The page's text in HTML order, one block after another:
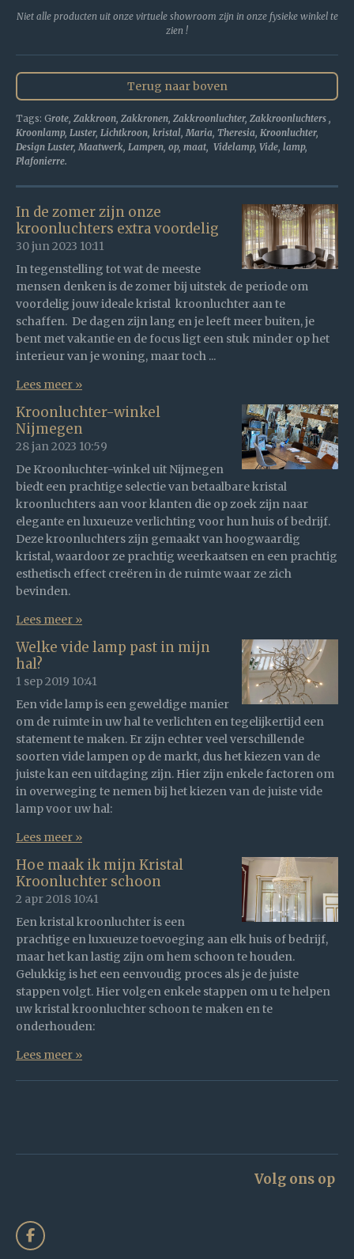
Niet alle producten uit onze virtuele showroom zijn in onze fysieke winkel te
zien !
Terug naar boven
Tags: Grote, Zakkroon, Zakkronen, Zakkroonluchter, Zakkroonluchters ,
Kroonlamp, Luster, Lichtkroon, kristal, Maria, Theresia, Kroonluchter,
Design Luster, Maatwerk, Lampen, op, maat, Videlamp, Vide, lamp,
Plafonierre.
In de zomer zijn onze
kroonluchters extra voordelig
30 jun 2023 10:11
In tegenstelling tot wat de meeste
mensen denken is de zomer bij uitstek de periode om
voordelig jouw ideale kristal kroonluchter aan te
schaffen. De dagen zijn lang en je leeft meer buiten, je
bent met vakantie en de focus ligt een stuk minder op het
interieur van je woning, maar toch ...
Lees meer »
Kroonluchter-winkel
Nijmegen
28 jan 2023 10:59
De Kroonluchter-winkel uit Nijmegen
biedt een prachtige selectie van betaalbare kristal
kroonluchters aan voor klanten die op zoek zijn naar
elegante en luxueuze verlichting voor hun huis of bedrijf.
Deze kroonluchters zijn gemaakt van hoogwaardig
kristal, waardoor ze prachtig weerkaatsen en een prachtig
esthetisch effect creëren in de ruimte waar ze zich
bevinden.
Lees meer »
Welke vide lamp past in mijn
hal?
1 sep 2019 10:41
Een vide lamp is een geweldige manier
om de ruimte in uw hal te verlichten en tegelijkertijd een
statement te maken. Er zijn echter veel verschillende
soorten vide lampen op de markt, dus het kiezen van de
juiste kan een uitdaging zijn. Hier zijn enkele factoren om
in overweging te nemen bij het kiezen van de juiste vide
lamp voor uw hal:
Lees meer »
Hoe maak ik mijn Kristal
Kroonluchter schoon
2 apr 2018 10:41
Een kristal kroonluchter is een
prachtige en luxueuze toevoeging aan elk huis of bedrijf,
maar het kan lastig zijn om hem schoon te houden.
Gelukkig is het een eenvoudig proces als je de juiste
stappen volgt. Hier volgen enkele stappen om u te helpen
uw kristal kroonluchter schoon te maken en te
onderhouden:
Lees meer »
Volg ons op
F
a